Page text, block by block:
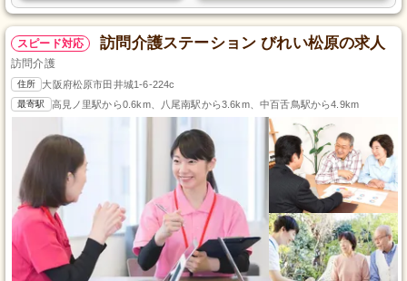
スピード対応 訪問介護ステーション びれい松原の求人
訪問介護
住所 大阪府松原市田井城1-6-224c
最寄駅 高見ノ里駅から0.6km、八尾南駅から3.6km、中百舌鳥駅から4.9km